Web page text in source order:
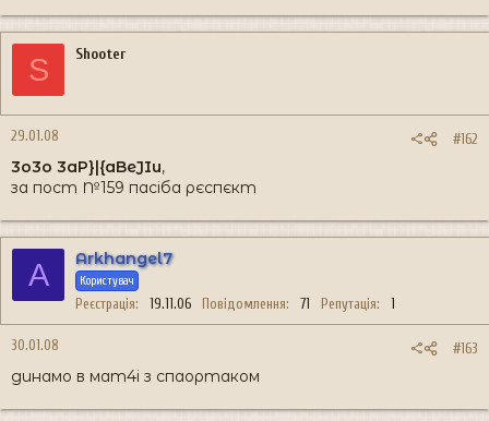
S Shooter
29.01.08 #162
3o3o 3aP}|{aBeJIu,
за пост №159 пасіба рєспєкт
A Arkhangel7
Користувач
Реєстрація 19.11.06 Повідомлення 71 Репутація 1
30.01.08 #163
динамо в мат4і з спаортаком